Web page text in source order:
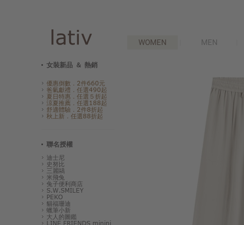
WOMEN MEN
女裝新品 ＆ 熱銷
優惠倒數．2件660元
爸氣獻禮．任選490起
夏日特惠．任選５折起
涼夏推薦．任選188起
舒適體驗．2件8折起
秋上新．任選88折起
聯名授權
迪士尼
史努比
三麗鷗
米飛兔
兔子便利商店
S.W.SMILEY
PEKO
貓福珊迪
蠟筆小新
大人的圖鑑
LINE FRIENDS minini